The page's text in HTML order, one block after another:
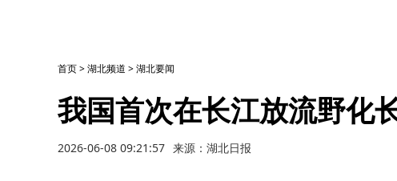
首页>湖北频道 >湖北要闻
我国首次在长江放流野化
2026-06-08 09:21:57 来源：湖北日报